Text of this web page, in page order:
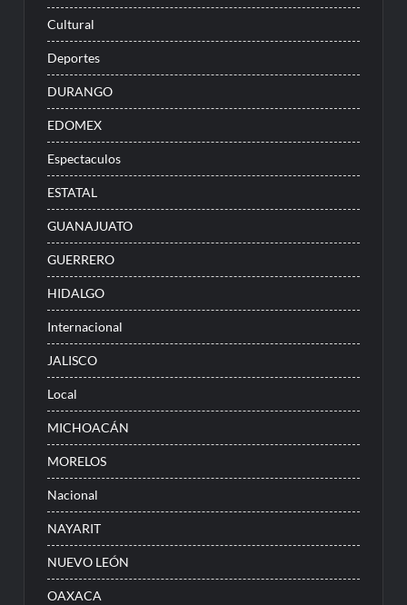
Cultural
Deportes
DURANGO
EDOMEX
Espectaculos
ESTATAL
GUANAJUATO
GUERRERO
HIDALGO
Internacional
JALISCO
Local
MICHOACÁN
MORELOS
Nacional
NAYARIT
NUEVO LEÓN
OAXACA